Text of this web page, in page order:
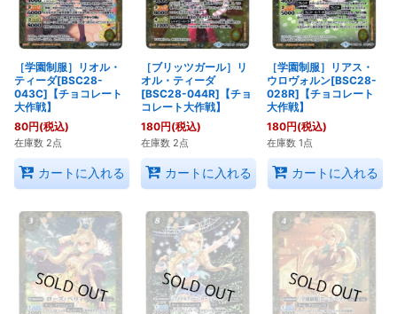
［学園制服］リオル・
ティーダ[BSC28-
043C]【チョコレート
大作戦】
80円(税込)
在庫数 2点
カートに入れる
［ブリッツガール］リ
オル・ティーダ
[BSC28-044R]【チョ
コレート大作戦】
180円(税込)
在庫数 2点
カートに入れる
［学園制服］リアス・
ウロヴォルン[BSC28-
028R]【チョコレート
大作戦】
180円(税込)
在庫数 1点
カートに入れる